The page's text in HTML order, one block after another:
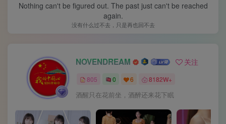
Nothing can't be figured out. The past just can't be reached
again.
没有什么过不去，只是再也回不去
NOVENDREAM 关注
805 0 6 8182W+
酒醒只在花前坐，酒醉还来花下眠